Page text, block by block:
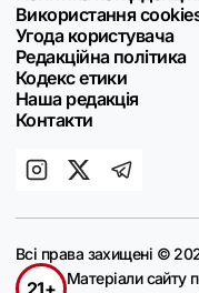
Використання
Угода користувача
Редакційна політика
Кодекс етики
Наша редакція
Контакти
Всі права захищені ©
21+
Матеріали сайту